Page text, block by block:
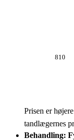
810
Prisen er
tandlægernes
Behandling: